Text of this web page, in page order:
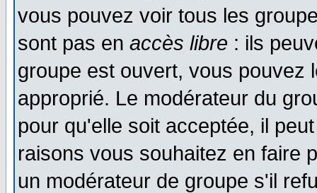
vous pouvez voir tous les
sont pas en accès libre : ils
groupe est ouvert, vous pouvez
approprié. Le modérateur du
pour qu'elle soit acceptée, il
raisons vous souhaitez en faire
un modérateur de groupe s'il